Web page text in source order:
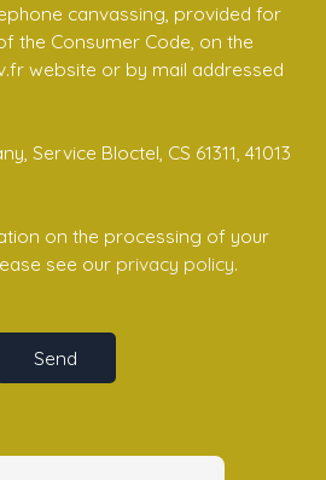
canvassing, provided for
the Consumer Code, on the
website or by mail addressed
Service Bloctel, CS 61311, 41013
on the processing of your
see our privacy policy.
Send